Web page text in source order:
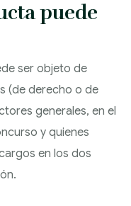
HARASSMENT
DISMISSALS: ERE ,
ERTE AND
RESTRUCTURINGS
LAW
SEPARATIONS AND
DIVORCES
MODIFICATION OF
ADMINISTRATIVE
MORTGAGE
puede
ser objeto de
(de derecho o de
generales, en el
y quienes
en los dos